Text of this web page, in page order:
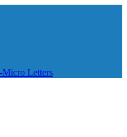
Micro Letters